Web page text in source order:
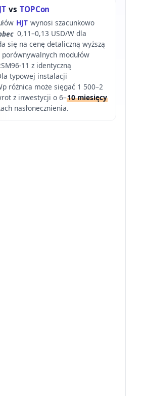
vs TOPCon
HJT wynosi szacunkowo
0,11–0,13 USD/W dla
się na cenę detaliczną wyższą
modułów
11 z identyczną
typowej instalacji
różnica może sięgać 1 500–2
z inwestycji o 6–10 miesięcy
nasłonecznienia.